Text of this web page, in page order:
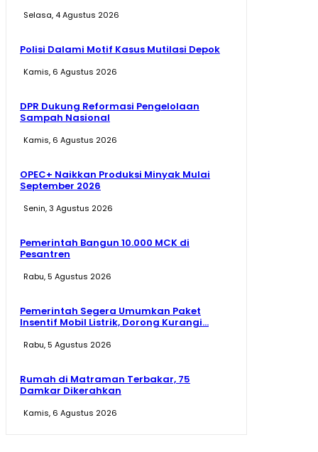
Selasa, 4 Agustus 2026
Polisi Dalami Motif Kasus Mutilasi Depok
Kamis, 6 Agustus 2026
DPR Dukung Reformasi Pengelolaan
Sampah Nasional
Kamis, 6 Agustus 2026
OPEC+ Naikkan Produksi Minyak Mulai
September 2026
Senin, 3 Agustus 2026
Pemerintah Bangun 10.000 MCK di
Pesantren
Rabu, 5 Agustus 2026
Pemerintah Segera Umumkan Paket
Insentif Mobil Listrik, Dorong Kurangi...
Rabu, 5 Agustus 2026
Rumah di Matraman Terbakar, 75
Damkar Dikerahkan
Kamis, 6 Agustus 2026